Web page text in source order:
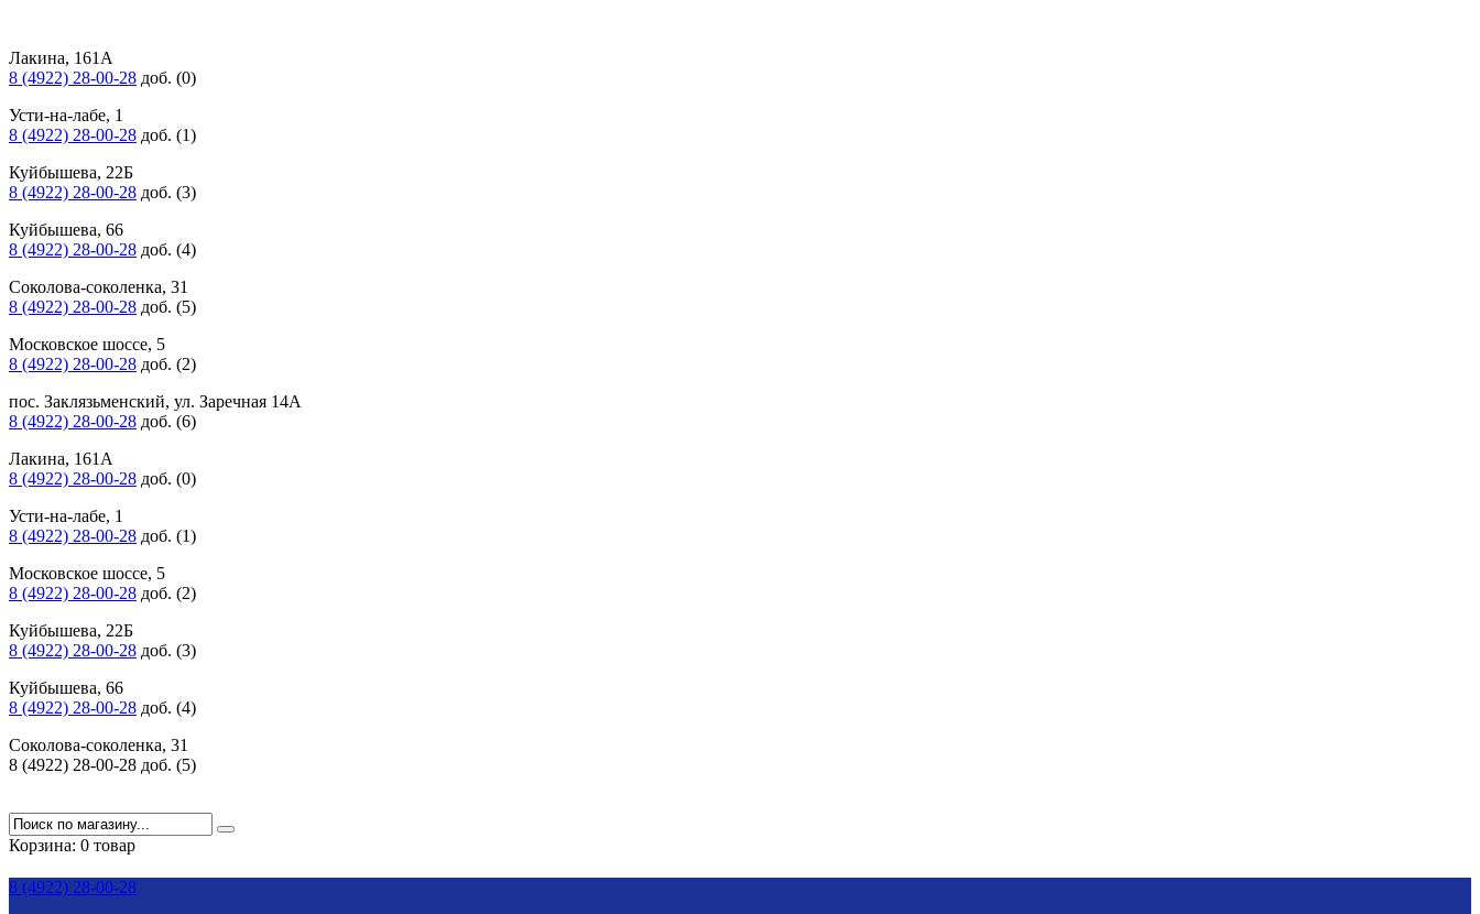
Лакина, 161А
8 (4922) 28-00-28 доб. (0)
Усти-на-лабе, 1
8 (4922) 28-00-28 доб. (1)
Куйбышева, 22Б
8 (4922) 28-00-28 доб. (3)
Куйбышева, 66
8 (4922) 28-00-28 доб. (4)
Соколова-соколенка, 31
8 (4922) 28-00-28 доб. (5)
Московское шоссе, 5
8 (4922) 28-00-28 доб. (2)
пос. Заклязьменский, ул. Заречная 14А
8 (4922) 28-00-28 доб. (6)
Лакина, 161А
8 (4922) 28-00-28 доб. (0)
Усти-на-лабе, 1
8 (4922) 28-00-28 доб. (1)
Московское шоссе, 5
8 (4922) 28-00-28 доб. (2)
Куйбышева, 22Б
8 (4922) 28-00-28 доб. (3)
Куйбышева, 66
8 (4922) 28-00-28 доб. (4)
Соколова-соколенка, 31
8 (4922) 28-00-28 доб. (5)
Корзина: 0 товар
8 (4922) 28-00-28